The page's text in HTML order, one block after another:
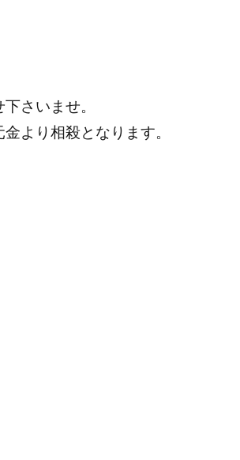
さいませ。
より相殺となります。